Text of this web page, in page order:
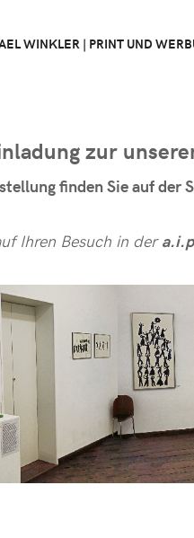
WINKLER | PRINT UND
zur
finden Sie auf der
Ihren Besuch in der